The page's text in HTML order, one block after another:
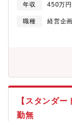
てカーボンニュ
することを目指
になっていくべ
民連携事業)にお
管理を行います
や運営段階の決
社設立の起案・
続■月次・年次の
備、取り仕切り■
務を担う重要な役
長機会を提供し
常に安定した経
新しい会社であり
年収 450万
職種
経営企
【スタンダ
勤無